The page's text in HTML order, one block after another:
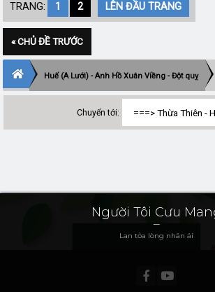
TRANG: 1 2 LÊN ĐẦU TRANG
« CHỦ ĐỀ TRƯỚC
Huế (A Lưới) - Anh Hồ Xuân Viềng - Đột quỵ
Chuyển tới:
Người Tôi Cưu
Lan tỏa lòng nhân ái